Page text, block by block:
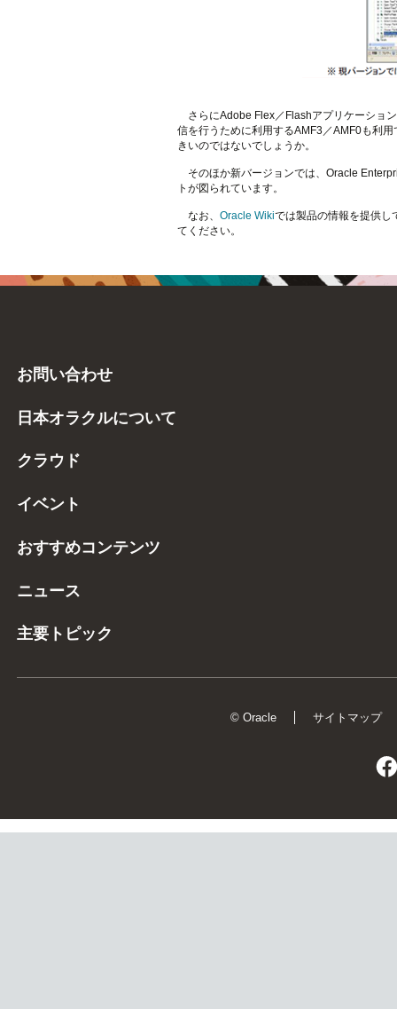
さらにAdobe Flex／Flashアプリケーショ
信を行うために利用するAMF3／AMF0も利
きいのではないでしょうか。
そのほか新バージョンでは、Oracle
トが図られています。
なお、 Oracle Wikiでは製品の情報を提供し
てください。
お問い合わせ
日本オラクルについて
クラウド
イベント
おすすめコンテンツ
ニュース
主要トピック
© Oracle サイトマップ